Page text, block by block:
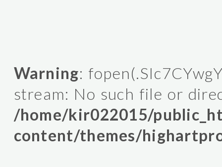
Warning:
stream: No such file or
/home/kir022015/
content/themes/